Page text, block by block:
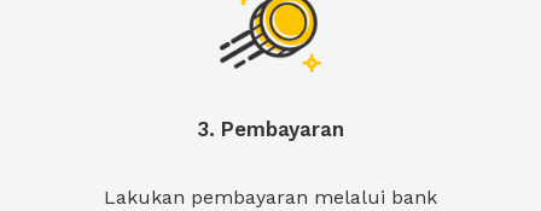
3. Pembayaran
Lakukan pembayaran melalui bank